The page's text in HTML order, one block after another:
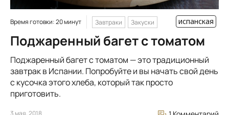
Время готовки: 20 минут Завтраки Закуски испанская
Поджаренный багет с томатом
Поджаренный багет с томатом — это традиционный
завтрак в Испании. Попробуйте и вы начать свой день
с кусочка этого хлеба, который так просто
приготовить.
3 мая, 2018